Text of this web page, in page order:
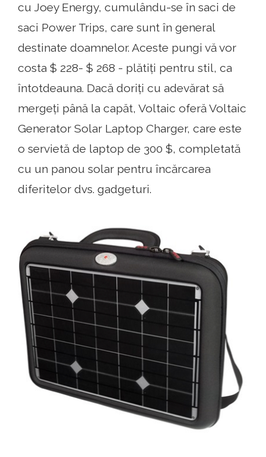
cu Joey Energy, cumulându-se în saci de
saci Power Trips, care sunt în general
destinate doamnelor. Aceste pungi vă vor
costa $ 228- $ 268 - plătiți pentru stil, ca
întotdeauna. Dacă doriți cu adevărat să
mergeți până la capăt, Voltaic oferă Voltaic
Generator Solar Laptop Charger, care este
o servietă de laptop de 300 $, completată
cu un panou solar pentru încărcarea
diferitelor dvs. gadgeturi.